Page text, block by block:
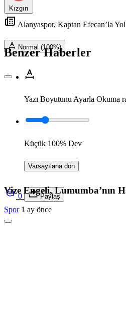
Kızgın
Alanyaspor, Kaptan Efecan’la
Normal (100%)
Yazı Boyutunu Ayarla Okuma
Küçük 100% Dev
Varsayılana dön
0 Paylaş
Benzer Haberler
Vize Engeli, Lumumba’nın
Spor 1 ay önce